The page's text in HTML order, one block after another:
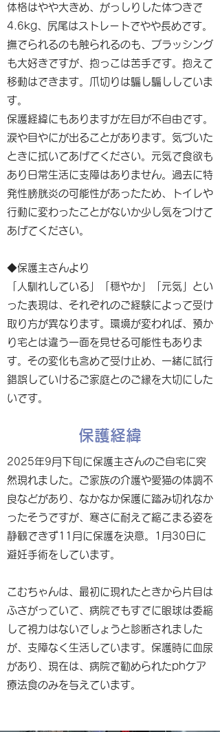
体格はやや大きめ、がっしりした体つきで
4.6kg、尻尾はストレートでやや長めです。
撫でられるのも触られるのも、ブラッシング
も大好きですが、抱っこは苦手です。抱えて
移動はできます。爪切りは騙し騙ししていま
す。
保護経緯にもありますが左目が不自由です。
涙や目やにが出ることがあります。気づいた
ときに拭いてあげてください。元気で食欲も
あり日常生活に支障はありません。過去に特
発性膀胱炎の可能性があったため、トイレや
行動に変わったことがないか少し気をつけて
あげてください。
◆保護主さんより
「人馴れしている」「穏やか」「元気」とい
った表現は、それぞれのご経験によって受け
取り方が異なります。環境が変われば、預か
り宅とは違う一面を見せる可能性もありま
す。その変化も含めて受け止め、一緒に試行
錯誤していけるご家庭とのご縁を大切にした
いです。
保護経緯
2025年9月下旬に保護主さんのご自宅に突
然現れました。ご家族の介護や愛猫の体調不
良などがあり、なかなか保護に踏み切れなか
ったそうですが、寒さに耐えて縮こまる姿を
静観できず11月に保護を決意。1月30日に
避妊手術をしています。
こむちゃんは、最初に現れたときから片目は
ふさがっていて、病院でもすでに眼球は委縮
して視力はないでしょうと診断されました
が、支障なく生活しています。保護時に血尿
があり、現在は、病院で勧められたphケア
療法食のみを与えています。